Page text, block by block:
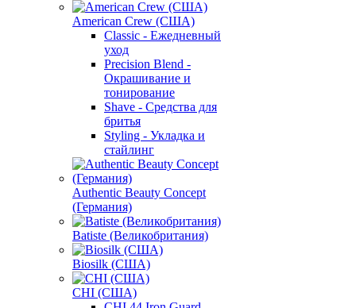
American Crew (США)
Classic - Ежедневный
уход
Precision Blend -
Окрашивание и
тонирование
Shave - Средства для
бритья
Styling - Укладка и
стайлинг
Authentic Beauty Concept
(Германия)
Batiste (Великобритания)
Biosilk (США)
CHI (США)